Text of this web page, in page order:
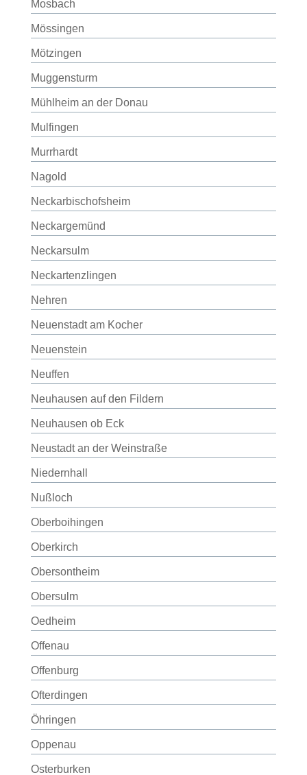
Mosbach
Mössingen
Mötzingen
Muggensturm
Mühlheim an der Donau
Mulfingen
Murrhardt
Nagold
Neckarbischofsheim
Neckargemünd
Neckarsulm
Neckartenzlingen
Nehren
Neuenstadt am Kocher
Neuenstein
Neuffen
Neuhausen auf den Fildern
Neuhausen ob Eck
Neustadt an der Weinstraße
Niedernhall
Nußloch
Oberboihingen
Oberkirch
Obersontheim
Obersulm
Oedheim
Offenau
Offenburg
Ofterdingen
Öhringen
Oppenau
Osterburken